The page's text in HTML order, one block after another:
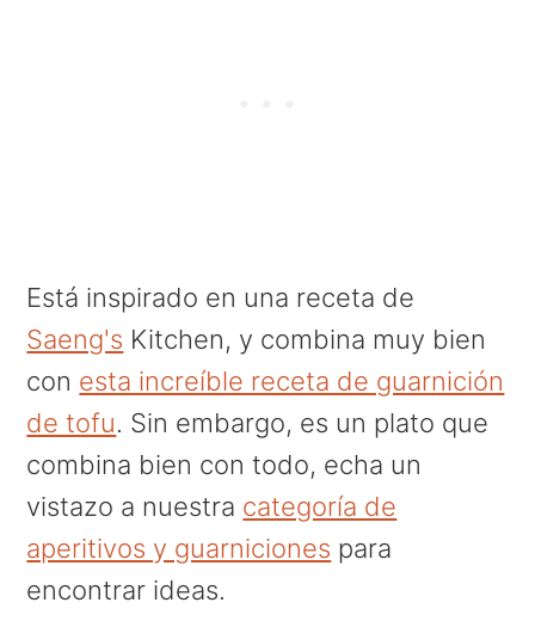
Está inspirado en una receta de
Saeng's Kitchen, y combina muy bien
con esta increíble receta de guarnición
de tofu. Sin embargo, es un plato que
combina bien con todo, echa un
vistazo a nuestra categoría de
aperitivos y guarniciones para
encontrar ideas.